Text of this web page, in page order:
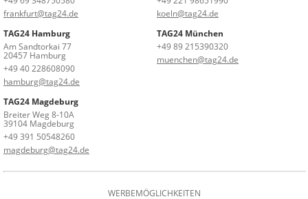
frankfurt@tag24.de
koeln@tag24.de
TAG24 Hamburg
Am Sandtorkai 77
20457 Hamburg
+49 40 228608090
hamburg@tag24.de
TAG24 München
+49 89 215390320
muenchen@tag24.de
TAG24 Magdeburg
Breiter Weg 8-10A
39104 Magdeburg
+49 391 50548260
magdeburg@tag24.de
WERBEMÖGLICHKEITEN